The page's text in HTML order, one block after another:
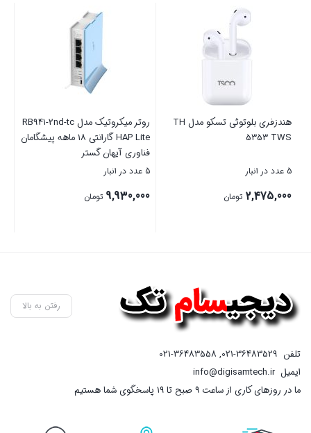
روتر میکروتیک مدل RB941-2nd-tc
HAP Lite گارانتی 18 ماهه پیشگامان
تومان
سوییچ 8 پورت تی پی لینک مدل
تومان
رفتن به بالا
تلفن 021-36483529
,
021-36483558
ایمیلinfo@digisamtech.ir
ما در روزهای کاری از ساعت ۹ صبح تا ۱۹ پاسخگوی شما هستیم